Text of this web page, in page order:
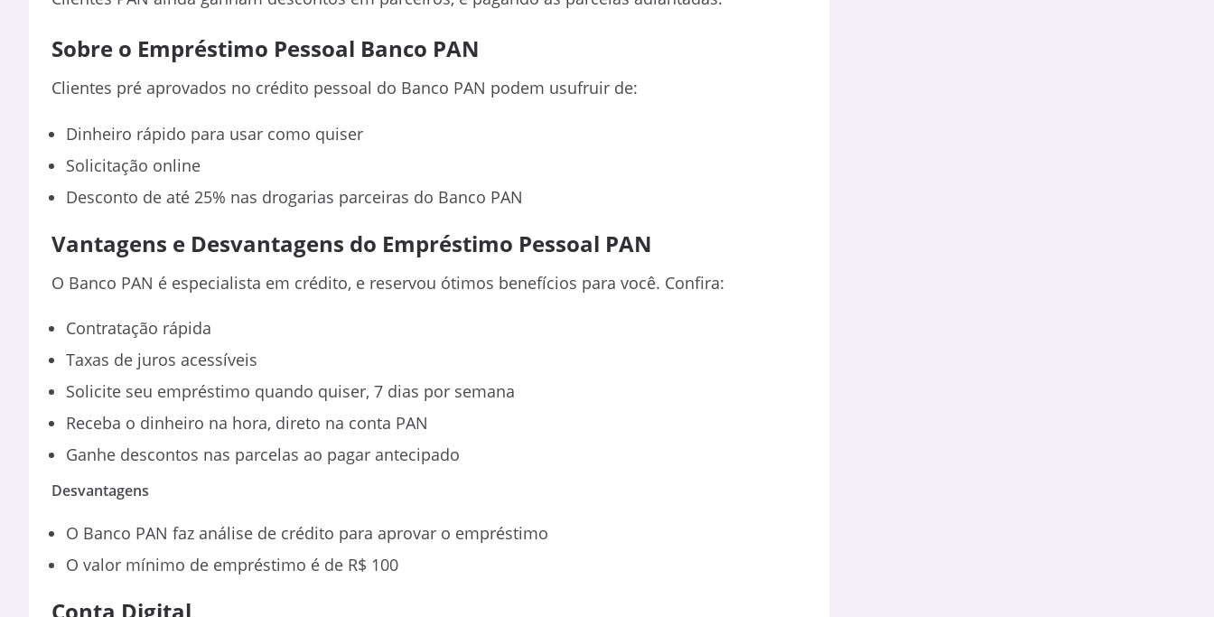
Sobre o Empréstimo Pessoal Banco PAN
Clientes pré aprovados no crédito pessoal do Banco PAN podem usufruir de:
Dinheiro rápido para usar como quiser
Solicitação online
Desconto de até 25% nas drogarias parceiras do Banco PAN
Vantagens e Desvantagens do Empréstimo Pessoal PAN
O Banco PAN é especialista em crédito, e reservou ótimos benefícios para você. Confira:
Contratação rápida
Taxas de juros acessíveis
Solicite seu empréstimo quando quiser, 7 dias por semana
Receba o dinheiro na hora, direto na conta PAN
Ganhe descontos nas parcelas ao pagar antecipado
Desvantagens
O Banco PAN faz análise de crédito para aprovar o empréstimo
O valor mínimo de empréstimo é de R$ 100